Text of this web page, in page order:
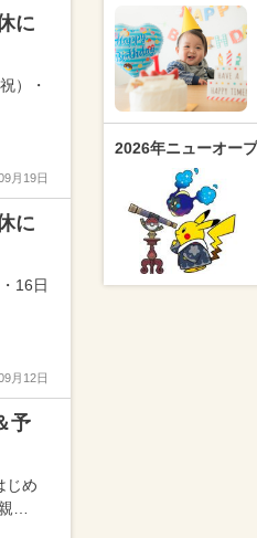
に
）・
月19日
に
16日
月12日
予
じめ
…
2026年ニューオープ